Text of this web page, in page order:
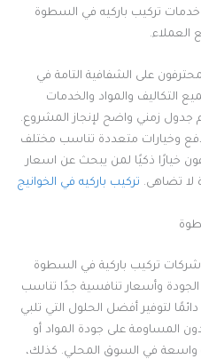
تركيب باركيه في السطوة
العملاء.
على الشفافية التامة في
التكاليف والمواد والخدمات
جدول زمني واضح لإنجاز المشروع.
وخيارات متعددة تناسب مختلف
خيارًا ذكيًا لمن يبحث عن اسعار
لا تضاهى. تركيب باركيه في الخوانيج
تركيب باركية في السطوة
وأسعار تنافسية جدًا تناسب
لتوفير أفضل الحلول التي تلبي
المساومة على جودة المواد أو
واسعة في السوق المحلي. كذلك،